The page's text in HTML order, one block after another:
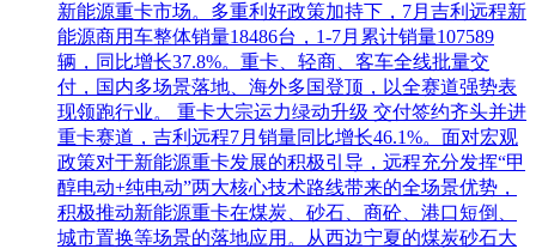
新能源重卡市场。多重利好政策加持下，7月吉利远程新
能源商用车整体销量18486台，1-7月累计销量107589
辆，同比增长37.8%。重卡、轻商、客车全线批量交
付，国内多场景落地、海外多国登顶，以全赛道强势表
现领跑行业。 重卡大宗运力绿动升级 交付签约齐头并进
重卡赛道，吉利远程7月销量同比增长46.1%。面对宏观
政策对于新能源重卡发展的积极引导，远程充分发挥“甲
醇电动+纯电动”两大核心技术路线带来的全场景优势，
积极推动新能源重卡在煤炭、砂石、商砼、港口短倒、
城市置换等场景的落地应用。从西边宁夏的煤炭砂石大